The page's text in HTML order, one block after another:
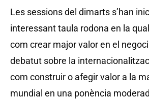
Les sessions del dimarts s’han
interessant taula rodona en la
com crear major valor en el negoci
debatut sobre la
com construir o afegir valor a la
mundial en una ponència